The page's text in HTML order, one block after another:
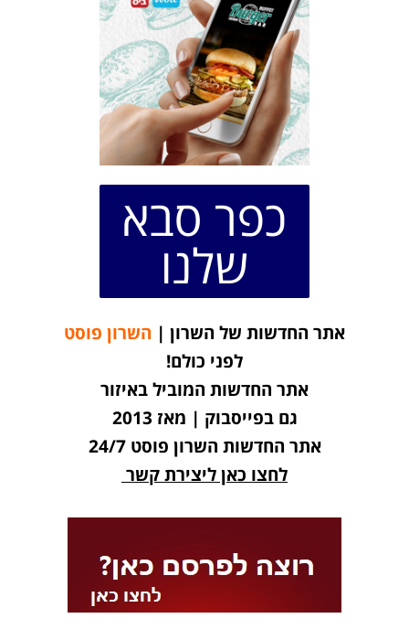
כפר סבא
שלנו
אתר החדשות של השרון | השרון פוסט
לפני כולם!
אתר החדשות המוביל באיזור
גם בפייסבוק | מאז 2013
אתר החדשות השרון פוסט 24/7
לחצו כאן ליצירת קשר